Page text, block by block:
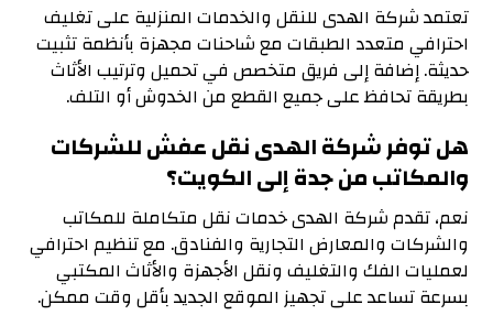
تعتمد شركة الهدى للنقل والخدمات المنزلية على تغليف
احترافي متعدد الطبقات مع شاحنات مجهزة بأنظمة تثبيت
حديثة. إضافة إلى فريق متخصص في تحميل وترتيب الأثاث
بطريقة تحافظ على جميع القطع من الخدوش أو التلف.
هل توفر شركة الهدى نقل عفش للشركات
والمكاتب من جدة إلى الكويت؟
نعم، تقدم شركة الهدى خدمات نقل متكاملة للمكاتب
والشركات والمعارض التجارية والفنادق. مع تنظيم احترافي
لعمليات الفك والتغليف ونقل الأجهزة والأثاث المكتبي
بسرعة تساعد على تجهيز الموقع الجديد بأقل وقت ممكن.